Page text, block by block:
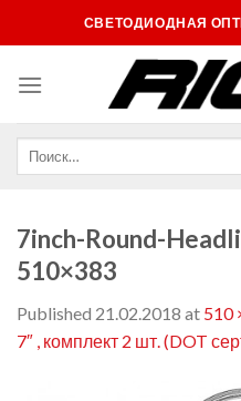
to
СВЕТОДИОДНАЯ
7inch-Round-
510×383
Published 21.02.2018 at 510
7″ , комплект 2 шт. (DOT